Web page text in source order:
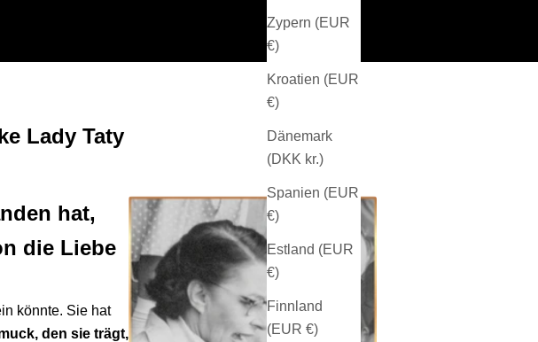
Zypern (EUR
€)
Kroatien (EUR
€)
Dänemark
(DKK kr.)
Spanien (EUR
€)
Estland (EUR
€)
Finnland
(EUR €)
Lady Taty
hat,
die Liebe
könnte. Sie hat
den sie trägt,